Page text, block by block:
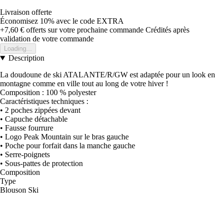
Livraison offerte
Économisez 10% avec le code EXTRA
+7,60 € offerts sur votre prochaine commande Crédités après
validation de votre commande
Loading...
Description
La doudoune de ski ATALANTE/R/GW est adaptée pour un look en
montagne comme en ville tout au long de votre hiver !
Composition : 100 % polyester
Caractéristiques techniques :
• 2 poches zippées devant
• Capuche détachable
• Fausse fourrure
• Logo Peak Mountain sur le bras gauche
• Poche pour forfait dans la manche gauche
• Serre-poignets
• Sous-pattes de protection
Composition
Type
Blouson Ski